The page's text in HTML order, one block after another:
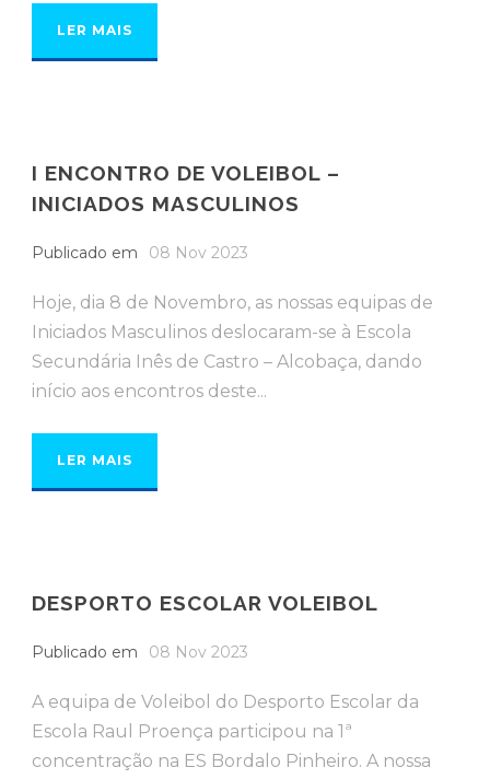
LER MAIS
I ENCONTRO DE VOLEIBOL –
INICIADOS MASCULINOS
Publicado em 08 Nov 2023
Hoje, dia 8 de Novembro, as nossas equipas de
Iniciados Masculinos deslocaram-se à Escola
Secundária Inês de Castro – Alcobaça, dando
início aos encontros deste...
LER MAIS
DESPORTO ESCOLAR VOLEIBOL
Publicado em 08 Nov 2023
A equipa de Voleibol do Desporto Escolar da
Escola Raul Proença participou na 1ª
concentração na ES Bordalo Pinheiro. A nossa